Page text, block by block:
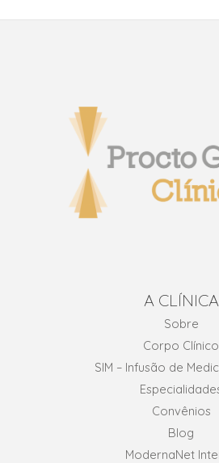
A CLÍNICA
Sobre
Corpo Clínico
SIM – Infusão de
Convênios
Blog
ModernaNet